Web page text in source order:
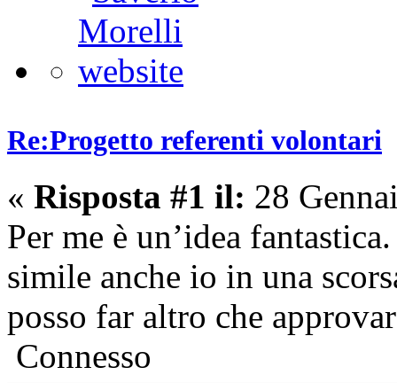
Re:Progetto referenti volontari
« Risposta #1 il: 28
Per me è un’idea
simile anche io in una
posso far altro che
Connesso